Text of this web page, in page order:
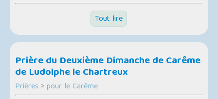
Tout lire
Prière du Deuxième Dimanche de Carême
de Ludolphe le Chartreux
Prières >pour le Carême